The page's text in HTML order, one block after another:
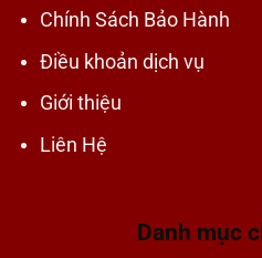
Chính Sách Bảo Hành
Điều khoản dịch vụ
Giới thiệu
Liên Hệ
Danh mục